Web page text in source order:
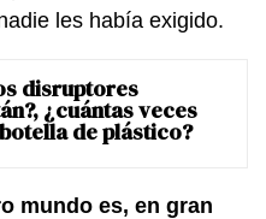
les había exigido.
disruptores
¿cuántas veces
de plástico?
mundo es, en gran